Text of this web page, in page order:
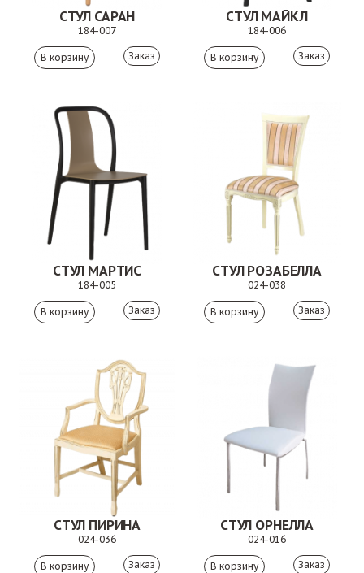
СТУЛ САРАН
184-007
Заказ
СТУЛ МАЙКЛ
184-006
Заказ
СТУЛ МАРТИС
184-005
Заказ
СТУЛ РОЗАБЕЛЛА
024-038
Заказ
СТУЛ ПИРИНА
024-036
Заказ
СТУЛ ОРНЕЛЛА
024-016
Заказ